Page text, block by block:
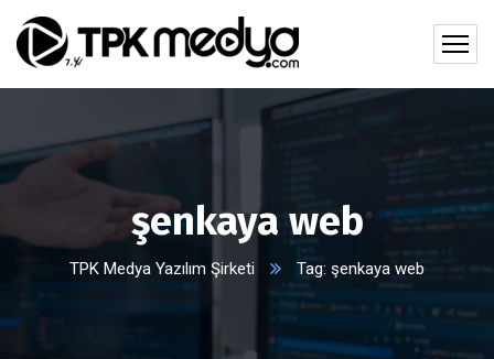
şenkaya web
TPK Medya Yazılım Şirketi Tag: şenkaya web